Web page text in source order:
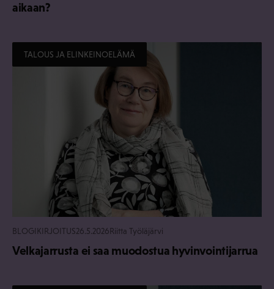
aikaan?
TALOUS JA ELINKEINOELÄMÄ
BLOGIKIRJOITUS26.5.2026Riitta Työläjärvi
Velkajarrusta ei saa muodostua hyvinvointijarrua